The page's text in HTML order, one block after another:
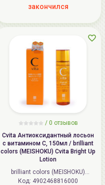
закончился
/ 0 отзывов
Cvita Антиоксидантный лосьон
с витамином С, 150мл / brilliant
colors (MEISHOKU) Cvita Bright Up
Lotion
brilliant colors (MEISHOKU)
(Япония)
Код: 4902468816000